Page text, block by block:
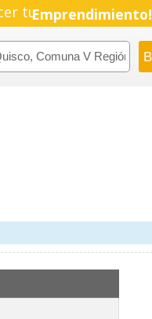
tuEmprendimiento!